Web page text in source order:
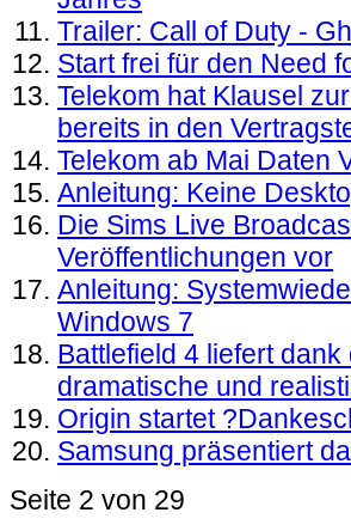
Trailer: Call of Duty -
Start frei für den Need
Telekom hat Klausel
bereits in den
Telekom ab Mai Daten
Anleitung: Keine
Die Sims Live
Veröffentlichungen vor
Anleitung:
Windows 7
Battlefield 4 liefert
dramatische und
Origin startet
Samsung präsentiert
Seite 2 von 29